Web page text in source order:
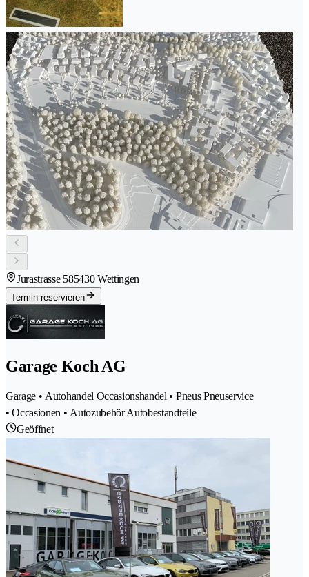
Jurastrasse 585430 Wettingen
Termin reservieren
Garage Koch AG
Garage • Autohandel Occasionshandel • Pneus Pneuservice
• Occasionen • Autozubehör Autobestandteile
Geöffnet